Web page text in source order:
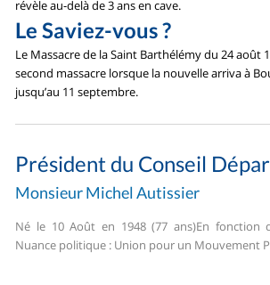
révèle au-delà de 3 ans en cave.
Le Saviez-vous ?
Le Massacre de la Saint Barthélémy du 24 août
second massacre lorsque la nouvelle arriva à
jusqu’au 11 septembre.
Président du Conseil
Monsieur Michel Autissier
Né le 10 Août en 1948 (77 ans)En fonction
Nuance politique : Union pour un Mouvement